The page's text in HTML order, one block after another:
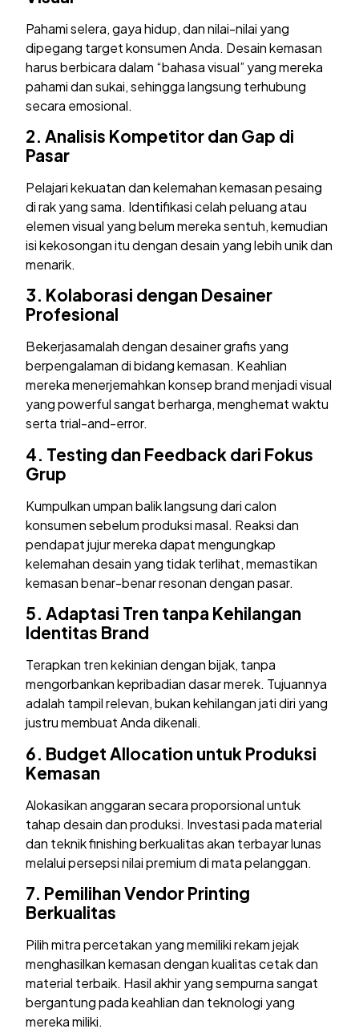
Pahami selera, gaya hidup, dan nilai-nilai yang
dipegang target konsumen Anda. Desain kemasan
harus berbicara dalam “bahasa visual” yang mereka
pahami dan sukai, sehingga langsung terhubung
secara emosional.
2.Analisis Kompetitor dan Gap di
Pasar
Pelajari kekuatan dan kelemahan kemasan pesaing
di rak yang sama. Identifikasi celah peluang atau
elemen visual yang belum mereka sentuh, kemudian
isi kekosongan itu dengan desain yang lebih unik dan
menarik.
3. Kolaborasi dengan Desainer
Profesional
Bekerjasamalah dengan desainer grafis yang
berpengalaman di bidang kemasan. Keahlian
mereka menerjemahkan konsep brand menjadi visual
yang powerful sangat berharga, menghemat waktu
serta trial-and-error.
4. Testing dan Feedback dari Fokus
Grup
Kumpulkan umpan balik langsung dari calon
konsumen sebelum produksi masal. Reaksi dan
pendapat jujur mereka dapat mengungkap
kelemahan desain yang tidak terlihat, memastikan
kemasan benar-benar resonan dengan pasar.
5.Adaptasi Tren tanpa Kehilangan
Identitas Brand
Terapkan tren kekinian dengan bijak, tanpa
mengorbankan kepribadian dasar merek. Tujuannya
adalah tampil relevan, bukan kehilangan jati diri yang
justru membuat Anda dikenali.
6. Budget Allocation untuk Produksi
Kemasan
Alokasikan anggaran secara proporsional untuk
tahap desain dan produksi. Investasi pada material
dan teknik finishing berkualitas akan terbayar lunas
melalui persepsi nilai premium di mata pelanggan.
7. Pemilihan Vendor Printing
Berkualitas
Pilih mitra percetakan yang memiliki rekam jejak
menghasilkan kemasan dengan kualitas cetak dan
material terbaik. Hasil akhir yang sempurna sangat
bergantung pada keahlian dan teknologi yang
mereka miliki.